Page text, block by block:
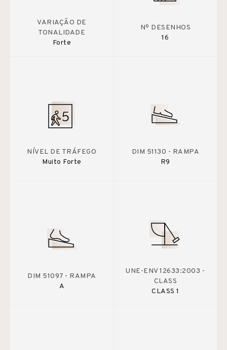
VARIAÇÃO DE
TONALIDADE
Forte
Nº DESENHOS
16
NÍVEL DE TRÁFEGO
Muito Forte
DIM 51130 - RAMPA
R9
DIM 51097 - RAMPA
A
UNE-ENV 12633:2003 -
CLASS
CLASS 1